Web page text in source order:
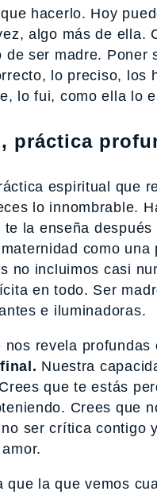
hacerlo. Hoy
algo más de ella.
de ser madre.
lo preciso, los
lo fui, como ella lo
práctica
espiritual que
lo innombrable.
la enseña
como
no incluimos casi
en todo. Ser
e iluminadoras.
nos revela
Nuestra
que te estás
Crees que
ser crítica contigo
que la que vemos